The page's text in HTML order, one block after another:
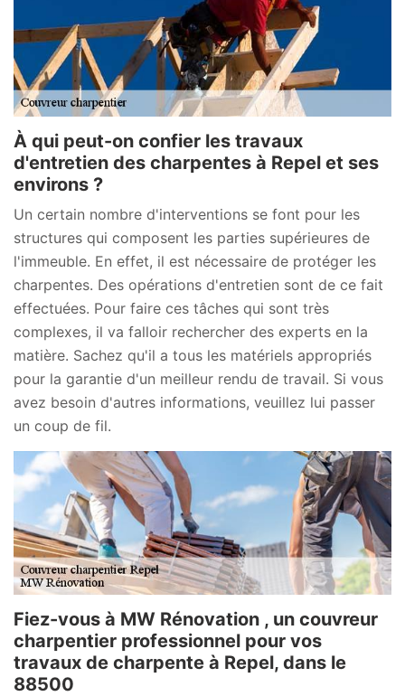
À qui peut-on confier les travaux
d'entretien des charpentes à Repel et ses
environs ?
Un certain nombre d'interventions se font pour les
structures qui composent les parties supérieures de
l'immeuble. En effet, il est nécessaire de protéger les
charpentes. Des opérations d'entretien sont de ce fait
effectuées. Pour faire ces tâches qui sont très
complexes, il va falloir rechercher des experts en la
matière. Sachez qu'il a tous les matériels appropriés
pour la garantie d'un meilleur rendu de travail. Si vous
avez besoin d'autres informations, veuillez lui passer
un coup de fil.
Fiez-vous à MW Rénovation , un couvreur
charpentier professionnel pour vos
travaux de charpente à Repel, dans le
88500